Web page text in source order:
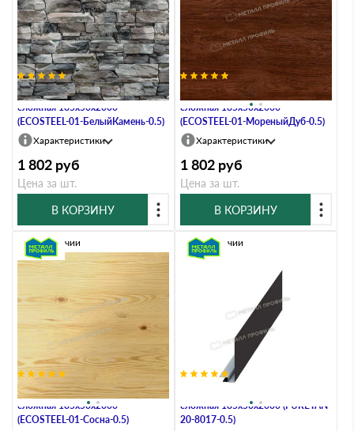
Планка карнизного свеса
сложная 185х50х2000
(ECOSTEEL-01-БелыйКамень-0.5)
Характеристики
1 802 руб
Цена за шт.
В КОРЗИНУ
Планка карнизного свеса
сложная 185х50х2000
(ECOSTEEL-01-МореныйДуб-0.5)
Характеристики
1 802 руб
Цена за шт.
В КОРЗИНУ
Планка карнизного свеса
сложная 185х50х2000
(ECOSTEEL-01-Сосна-0.5)
В наличии
сложная 185х50х2000 (PURETAN-
20-8017-0.5)
В наличии